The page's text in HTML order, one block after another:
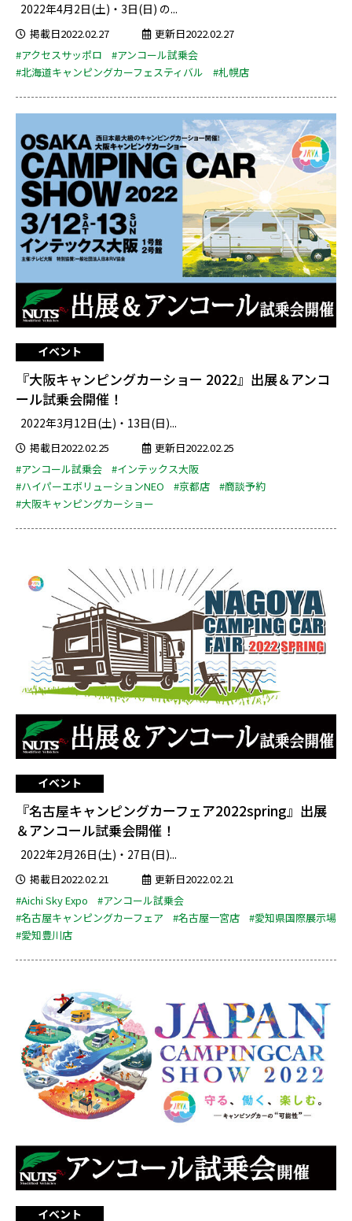
2022年4月2日(土)・3日(日) の...
掲載日2022.02.27
更新日2022.02.27
#アクセスサッポロ
#アンコール試乗会
#北海道キャンピングカーフェスティバル
#札幌店
イベント
『大阪キャンピングカーショー 2022』出展＆アンコ
ール試乗会開催！
2022年3月12日(土)・13日(日)...
掲載日2022.02.25
更新日2022.02.25
#アンコール試乗会
#インテックス大阪
#ハイパーエボリューションNEO
#京都店
#商談予約
#大阪キャンピングカーショー
イベント
『名古屋キャンピングカーフェア2022spring』出展
＆アンコール試乗会開催！
2022年2月26日(土)・27日(日)...
掲載日2022.02.21
更新日2022.02.21
#Aichi Sky Expo
#アンコール試乗会
#名古屋キャンピングカーフェア
#名古屋一宮店
#愛知県国際展示場
#愛知豊川店
イベント